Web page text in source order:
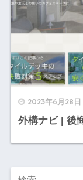
2023年6月28日
外構ナビ | 後